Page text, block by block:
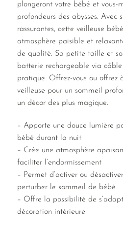
plongeront votre bébé et vous-
profondeurs des abysses. Avec
rassurantes, cette veilleuse
atmosphère paisible et
de qualité. Sa petite taille et
batterie rechargeable via
pratique. Offrez-vous ou offrez
veilleuse pour un sommeil
un décor des plus magique.
– Apporte une douce lumière
bébé durant la nuit
– Crée une atmosphère
faciliter l’endormissement
– Permet d’activer ou
perturber le sommeil de bébé
– Offre la possibilité de
décoration intérieure